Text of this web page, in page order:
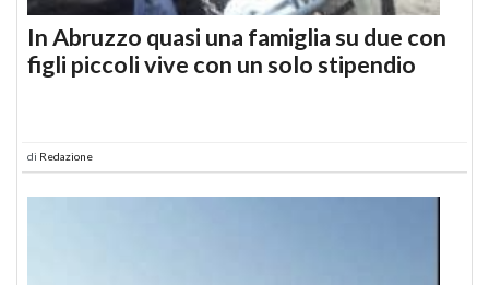
In Abruzzo quasi una famiglia su due con
figli piccoli vive con un solo stipendio
di Redazione